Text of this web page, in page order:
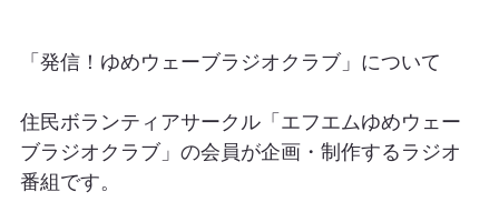
「発信！ゆめウェーブラジオクラブ」について
住民ボランティアサークル「エフエムゆめウェー
ブラジオクラブ」の会員が企画・制作するラジオ
番組です。